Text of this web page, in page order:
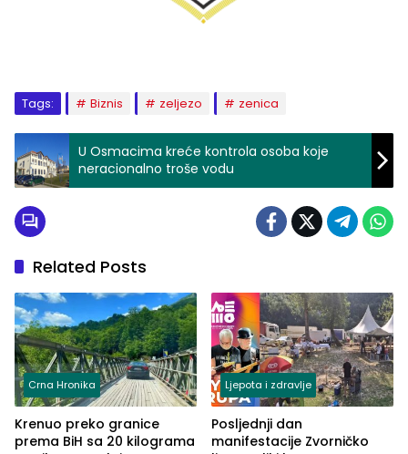
Tags: Biznis zeljezo zenica
U Osmacima kreće kontrola osoba koje
neracionalno troše vodu
Related Posts
Crna Hronika
Krenuo preko granice
prema BiH sa 20 kilograma
Ljepota i zdravlje
Posljednji dan
manifestacije Zvorničko